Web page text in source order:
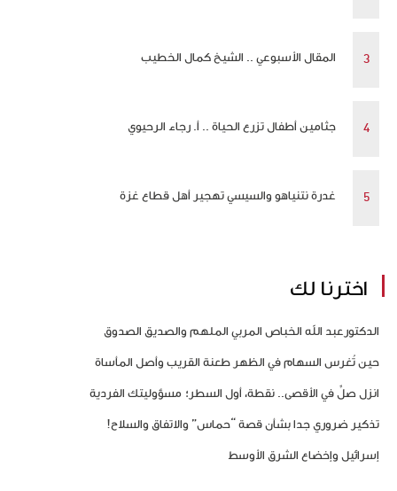
المقال الأسبوعي .. الشيخ كمال الخطيب
جثامين أطفال تزرع الحياة .. أ. رجاء الرحيوي
غدرة نتنياهو والسيسي تهجير أهل قطاع غزة
اخترنا لك
الدكتورعبد الله الخباص المربي الملهم والصديق الصدوق
حين تُغرس السهام في الظهر طعنة القريب وأصل المأساة
انزل صلِّ في الأقصى.. نقطة، أول السطر؛ مسؤوليتك الفردية
تذكير ضروري جدا بشأن قصة “حماس” والاتفاق والسلاح!
إسرائيل وإخضاع الشرق الأوسط